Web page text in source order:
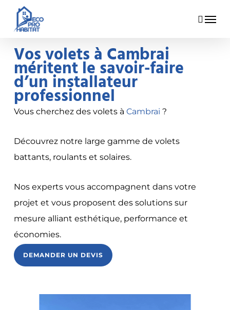
content
Menu
Vos volets à Cambrai
méritent le savoir-faire
d’un installateur
professionnel
Vous cherchez des volets à Cambrai ?
Découvrez notre large gamme de volets
battants, roulants et solaires.
Nos experts vous accompagnent dans votre
projet et vous proposent des solutions sur
mesure alliant esthétique, performance et
économies.
DEMANDER UN DEVIS